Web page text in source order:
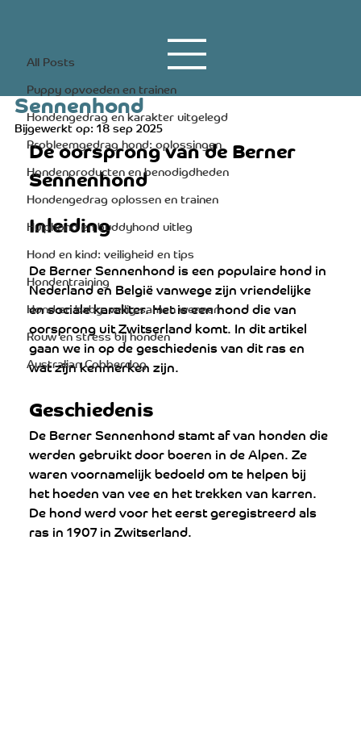
All Posts
Puppy opvoeden en trainen
Hondengedrag en karakter uitgelegd
Probleemgedrag hond: oplossingen
Hondenproducten en benodigdheden
Hondengedrag oplossen en trainen
Hulphond en buddyhond uitleg
Hond en kind: veiligheid en tips
Hondentraining
Hond en baby: veilig samen wennen
Rouw en stress bij honden
Australian Cobberdog
De oorsprong van de Berner
Sennenhond
3 minuten om te lezen
Bijgewerkt op:18 sep 2025
De oorsprong van de Berner
Sennenhond
Inleiding
De Berner Sennenhond is een populaire hond in
Nederland en België vanwege zijn vriendelijke
en sociale karakter. Het is een hond die van
oorsprong uit Zwitserland komt. In dit artikel
gaan we in op de geschiedenis van dit ras en
wat zijn kenmerken zijn.
Geschiedenis
De Berner Sennenhond stamt af van honden die
werden gebruikt door boeren in de Alpen. Ze
waren voornamelijk bedoeld om te helpen bij
het hoeden van vee en het trekken van karren.
De hond werd voor het eerst geregistreerd als
ras in 1907 in Zwitserland.